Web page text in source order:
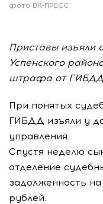
фото ВК-ПРЕСС
Приставы изъяли
Успенского
штрафа от
При понятых
ГИБДД изъяли у
управления.
Спустя неделю
отделение
задолженность
рублей.